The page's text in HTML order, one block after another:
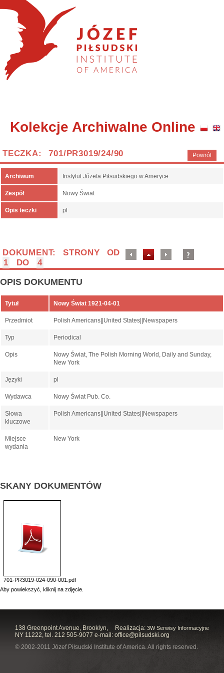
Kolekcje Archiwalne Online
Powrót
TECZKA: 701/PR3019/24/90
Archiwum Instytut Józefa Piłsudskiego w Ameryce
Zespół Nowy Świat
Opis teczki pl
DOKUMENT: STRONY OD
1
DO 4
OPIS DOKUMENTU
Tytuł Nowy Świat 1921-04-01
Przedmiot Polish Americans||United States||Newspapers
Typ Periodical
Opis
Nowy Świat, The Polish Morning World, Daily and Sunday,
New York
Języki pl
Wydawca Nowy Świat Pub. Co.
Słowa
kluczowe
Polish Americans||United States||Newspapers
Miejsce
wydania
New York
SKANY DOKUMENTÓW
701-PR3019-024-090-001.pdf
Aby powiekszyć, kliknij na zdjęcie.
Realizacja: 3W Serwisy Informacyjne
138 Greenpoint Avenue, Brooklyn,
NY 11222, tel. 212 505-9077 e-mail: office@pilsudski.org
© 2002-2011 Józef Piłsudski Institute of America. All rights reserved.